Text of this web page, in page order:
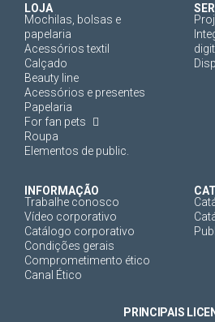
LOJA
Mochilas, bolsas e
papelaria
Acessórios textil
Calçado
Beauty line
Acessórios e presentes
Papelaria
For fan pets
Roupa
Elementos de public.
INFORMAÇÃO
Trabalhe conosco
Vídeo corporativo
Catálogo corporativo
Condições gerais
Comprometimento ético
Canal Ético
PRINCIPAIS